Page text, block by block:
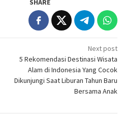
SHARE
Next post
5 Rekomendasi Destinasi Wisata
Alam di Indonesia Yang Cocok
Dikunjungi Saat Liburan Tahun Baru
Bersama Anak